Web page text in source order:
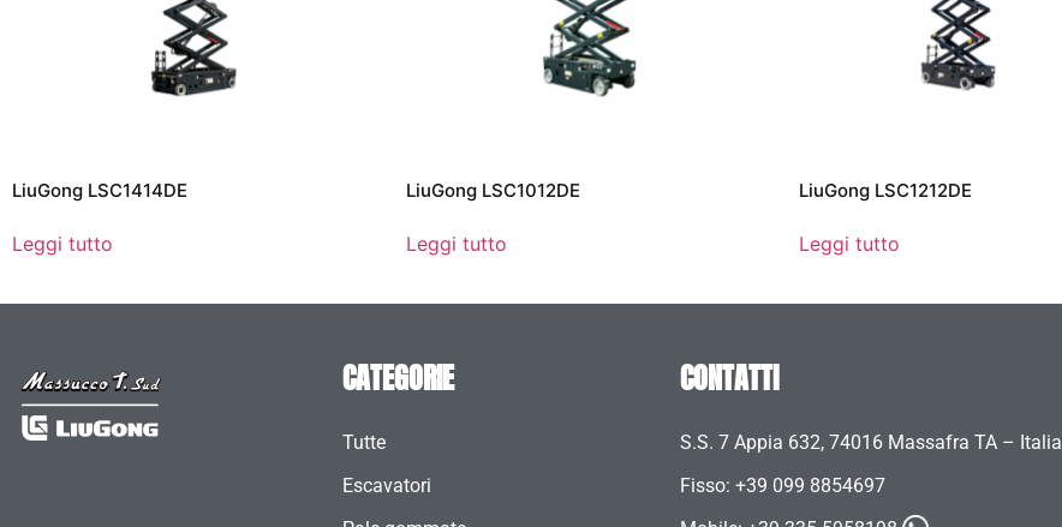
LiuGong LSC1414DE
Leggi tutto
LiuGong LSC1012DE
Leggi tutto
LiuGong LSC1212DE
Leggi tutto
CATEGORIE
Tutte
Escavatori
CONTATTI
S.S. 7 Appia 632, 74016 Massafra TA – Italia
Fisso: +39 099 8854697